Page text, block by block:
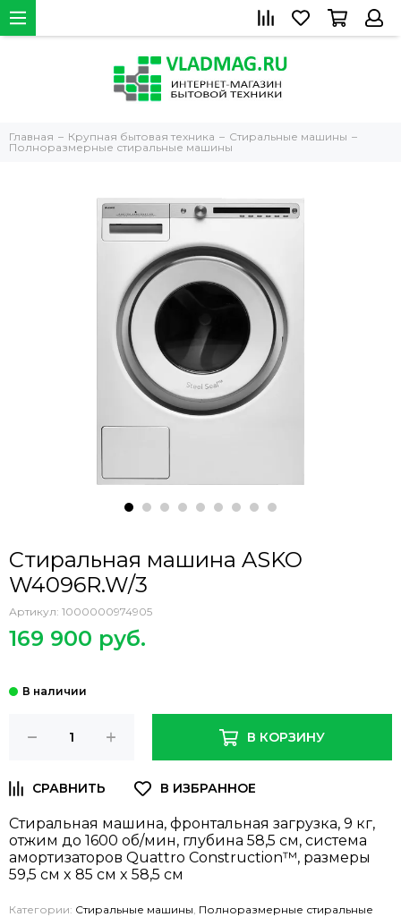
Главная Крупная бытовая техника
Стиральные машины
Полноразмерные стиральные машины
Стиральная машина ASKO
W4096R.W/3
Артикул: 1000000974905
169 900 руб.
В КОРЗИНУ
Стиральная машина, фронтальная загрузка, 9 кг,
отжим до 1600 об/мин, глубина 58,5 см, система
амортизаторов Quattro Construction™, размеры
59,5 см x 85 см x 58,5 см
Категории: Стиральные машины, Полноразмерные стиральные